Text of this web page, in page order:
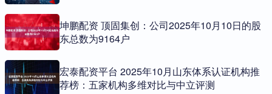
坤鹏配资 顶固集创：公司2025年10月10日的股
东总数为9164户
宏泰配资平台 2025年10月山东体系认证机构推
荐榜：五家机构多维对比与中立评测